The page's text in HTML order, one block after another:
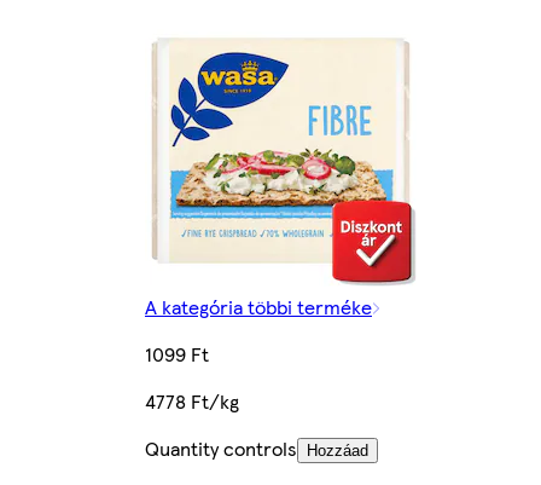
A kategória többi terméke
1099 Ft
4778 Ft/kg
Quantity controls
Hozzáad